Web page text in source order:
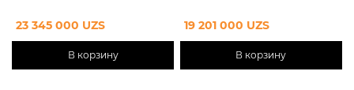
23 345 000 UZS
В корзину
19 201 000 UZS
В корзину